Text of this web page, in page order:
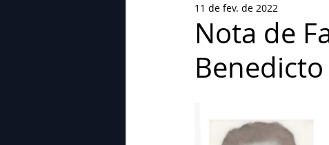
Geral Nova categoria
Nota de
11 de fev. de 2022